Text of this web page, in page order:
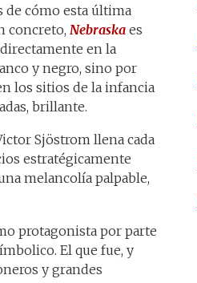
de cómo esta última
concreto, Nebraska es
en la
y negro, sino por
los sitios de la infancia
brillante.
Sjöstrom llena cada
estratégicamente
melancolía palpable,
protagonista por parte
El que fue, y
y grandes